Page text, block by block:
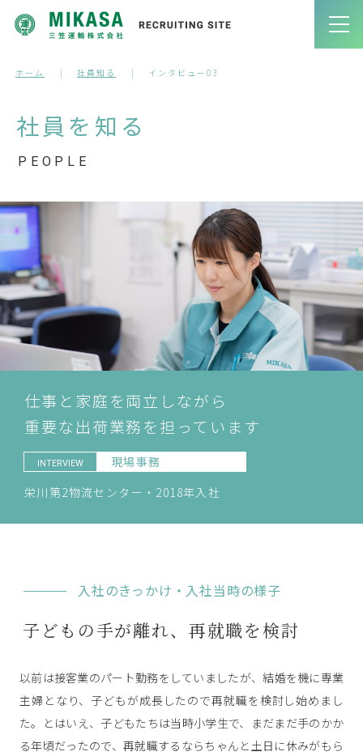
ホーム 社員知る インタビュー03
社員を知る
PEOPLE
仕事と家庭を両立しながら
重要な出荷業務を担っています
INTERVIEW
現場事務
栄川第2物流センター・2018年入社
入社のきっかけ・入社当時の様子
子どもの手が離れ、再就職を検討
以前は接客業のパート勤務をしていましたが、結婚を機に専業
主婦となり、子どもが成長したので再就職を検討し始めまし
た。とはいえ、子どもたちは当時小学生で、まだまだ手のかか
る年頃だったので、再就職するならちゃんと土日に休みがもら